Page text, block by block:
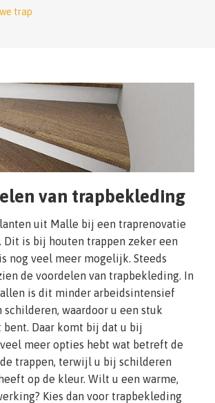
trap
van trapbekleding
uit Malle bij een traprenovatie
Dit is bij houten trappen zeker een
nog veel meer mogelijk. Steeds
de voordelen van trapbekleding. In
is dit minder arbeidsintensief
schilderen, waardoor u een stuk
Daar komt bij dat u bij
meer opties hebt wat betreft de
trappen, terwijl u bij schilderen
op de kleur. Wilt u een warme,
Kies dan voor trapbekleding